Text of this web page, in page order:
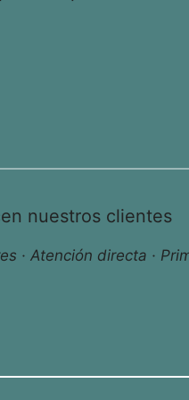
nuestros clientes
· Atención directa ·